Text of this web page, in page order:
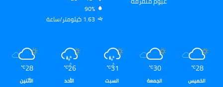
90%
1.63 كيلومتر/ساعة
28
℃
الخميس
30
℃
الجمعة
31
℃
السبت
26
℃
الأحد
28
℃
الأثنين